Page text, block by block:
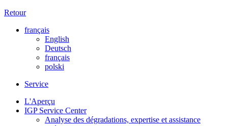
Retour
français
English
Deutsch
français
polski
Service
L'Aperçu
IGP Service Center
Analyse des dégradations, expertise et assistance